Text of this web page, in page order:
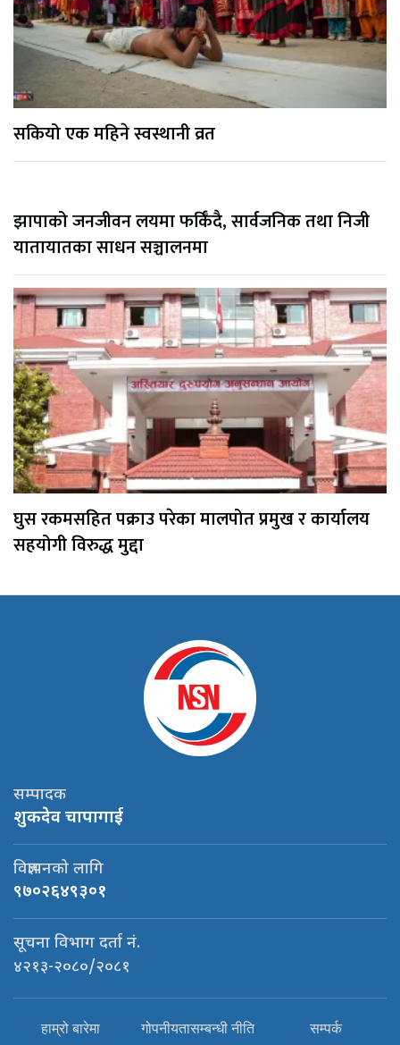
सकियो एक महिने स्वस्थानी व्रत
झापाको जनजीवन लयमा फर्किँदै, सार्वजनिक तथा निजी
यातायातका साधन सञ्चालनमा
घुस रकमसहित पक्राउ परेका मालपोत प्रमुख र कार्यालय
सहयोगी विरुद्ध मुद्दा
सम्पादक
शुकदेव चापागाई
विज्ञापनको लागि
९७०२६४९३०१
सूचना विभाग दर्ता नं.
४२१३-२०८०/२०८१
हाम्रो बारेमा गोपनीयतासम्बन्धी नीति सम्पर्क